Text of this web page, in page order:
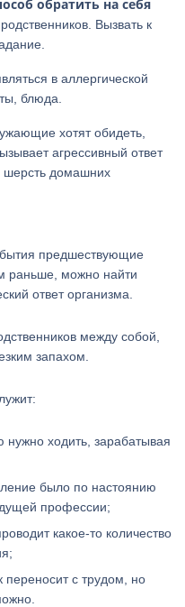
обратить на себя
Вызвать к
в аллергической
блюда.
хотят обидеть,
агрессивный ответ
шерсть домашних
предшествующие
раньше, можно найти
ответ организма.
между собой,
запахом.
ходить, зарабатывая
было по настоянию
профессии;
какое-то количество
переносит с трудом, но